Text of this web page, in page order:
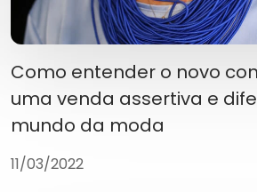
Como entender o novo
uma venda assertiva e
mundo da moda
11/03/2022